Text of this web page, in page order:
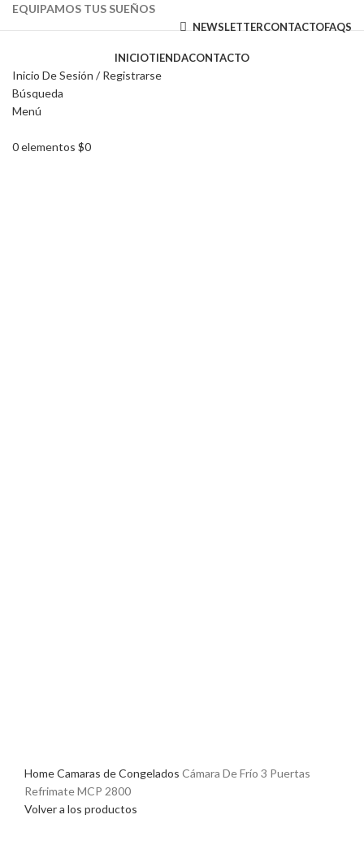
EQUIPAMOS TUS SUEÑOS
NEWSLETTERCONTACTOFAQS
INICIOTIENDACONTACTO
Inicio De Sesión / Registrarse
Búsqueda
Menú
0elementos $0
HomeCamaras de Congelados Cámara De Frío 3 Puertas
Refrimate MCP 2800
Volver a los productos